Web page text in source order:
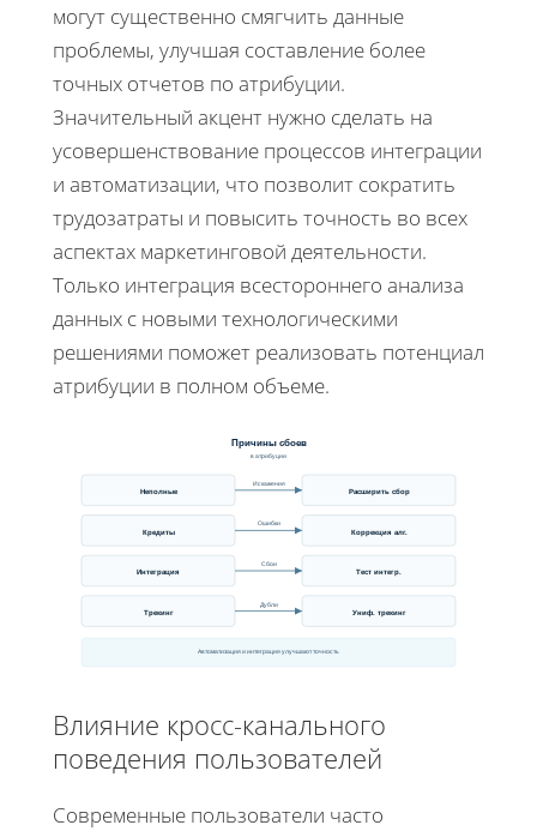
могут существенно смягчить данные
проблемы, улучшая составление более
точных отчетов по атрибуции.
Значительный акцент нужно сделать на
усовершенствование процессов интеграции
и автоматизации, что позволит сократить
трудозатраты и повысить точность во всех
аспектах маркетинговой деятельности.
Только интеграция всестороннего анализа
данных с новыми технологическими
решениями поможет реализовать потенциал
атрибуции в полном объеме.
Причины сбоев
в атрибуции
Неполные
Кредиты
Интеграция
Трекинг
Расширить сбор
Коррекция алг.
Тест интегр.
Униф. трекинг
Искажения
Ошибки
Сбои
Дубли
Автоматизация и интеграция улучшают точность
Влияние кросс-канального
поведения пользователей
Современные пользователи часто